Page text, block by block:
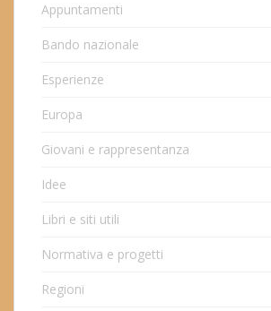
Appuntamenti
Bando nazionale
Esperienze
Europa
Giovani e rappresentanza
Idee
Libri e siti utili
Normativa e progetti
Regioni